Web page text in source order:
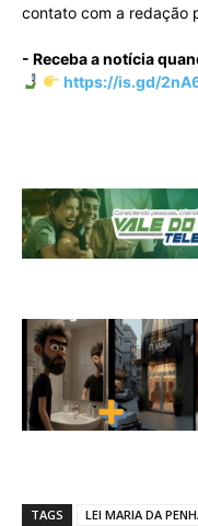
contato com a redação
- Receba a notícia
https://is.gd/
TAGS LEI MARIA DA